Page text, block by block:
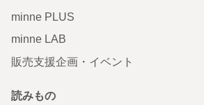
minne PLUS
minne LAB
販売支援企画・イベント
読みもの